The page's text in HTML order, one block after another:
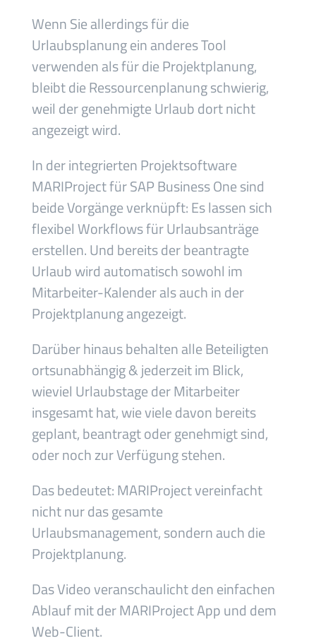
Wenn Sie allerdings für die
Urlaubsplanung ein anderes Tool
verwenden als für die Projektplanung,
bleibt die Ressourcenplanung schwierig,
weil der genehmigte Urlaub dort nicht
angezeigt wird.
In der integrierten Projektsoftware
MARIProject für SAP Business One sind
beide Vorgänge verknüpft: Es lassen sich
flexibel Workflows für Urlaubsanträge
erstellen. Und bereits der beantragte
Urlaub wird automatisch sowohl im
Mitarbeiter-Kalender als auch in der
Projektplanung angezeigt.
Darüber hinaus behalten alle Beteiligten
ortsunabhängig & jederzeit im Blick,
wieviel Urlaubstage der Mitarbeiter
insgesamt hat, wie viele davon bereits
geplant, beantragt oder genehmigt sind,
oder noch zur Verfügung stehen.
Das bedeutet: MARIProject vereinfacht
nicht nur das gesamte
Urlaubsmanagement, sondern auch die
Projektplanung.
Das Video veranschaulicht den einfachen
Ablauf mit der MARIProject App und dem
Web-Client.